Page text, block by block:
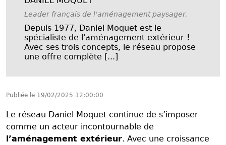
Leader français de l'aménagement paysager.
Depuis 1977, Daniel Moquet est le
spécialiste de l'aménagement extérieur !
Avec ses trois concepts, le réseau propose
une offre complète [...]
Publiée le 19/02/2025 12:00:00
Le réseau Daniel Moquet continue de s’imposer
comme un acteur incontournable de
l’aménagement extérieur. Avec une croissance